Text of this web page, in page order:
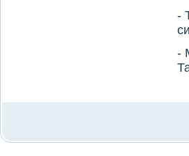
-
-